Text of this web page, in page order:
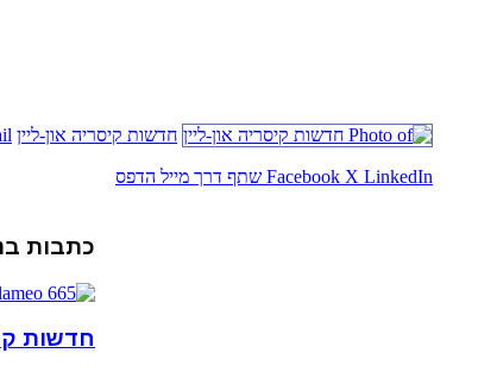
חדשות קיסריה און-ליין
Facebook X LinkedIn שתף דרך מייל הדפס
כתבות
חדשות